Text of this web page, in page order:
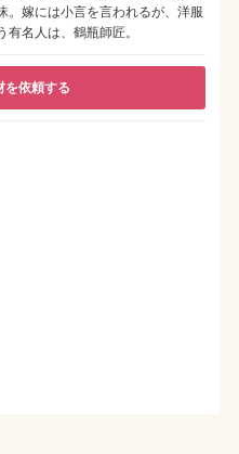
。嫁には小言を言われるが、洋服
名人は、鶴瓶師匠。
を依頼する